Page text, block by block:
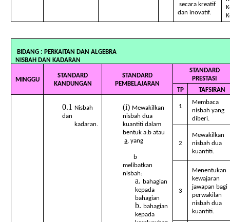
secara kreatif
dan inovatif.
BIDANG : PERKAITAN DAN ALGEBRA
NISBAH DAN KADARAN
MINGGU
STANDARD
KANDUNGAN
STANDARD
PEMBELAJARAN
STANDARD
PRESTASI
TP
TAFSIRAN
Nisbah
dan
kadaran.
Mewakilkan
nisbah dua
kuantiti dalam
bentuk a:b atau
a, yang
b
melibatkan
nisbah:
bahagian
kepada
bahagian
bahagian
kepada
1
Membaca
nisbah yang
diberi.
2
Mewakilkan
nisbah dua
kuantiti.
3
Menentukan
kewajaran
jawapan bagi
perwakilan
nisbah dua
kuantiti.